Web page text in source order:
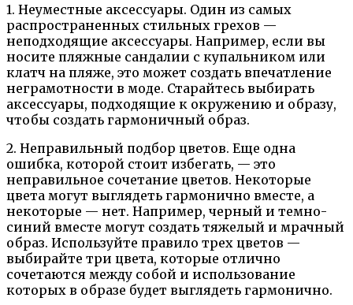
1. Неуместные аксессуары. Один из самых
распространенных стильных грехов —
неподходящие аксессуары. Например, если вы
носите пляжные сандалии с купальником или
клатч на пляже, это может создать впечатление
неграмотности в моде. Старайтесь выбирать
аксессуары, подходящие к окружению и образу,
чтобы создать гармоничный образ.
2. Неправильный подбор цветов. Еще одна
ошибка, которой стоит избегать, — это
неправильное сочетание цветов. Некоторые
цвета могут выглядеть гармонично вместе, а
некоторые — нет. Например, черный и темно-
синий вместе могут создать тяжелый и мрачный
образ. Используйте правило трех цветов —
выбирайте три цвета, которые отлично
сочетаются между собой и использование
которых в образе будет выглядеть гармонично.